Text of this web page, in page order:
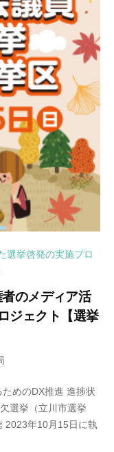
選挙啓発の実施プロ
のメディア活
ジェクト【選挙
めのDX推進 進捗状
選挙（立川市選挙
2023年10月15日に執